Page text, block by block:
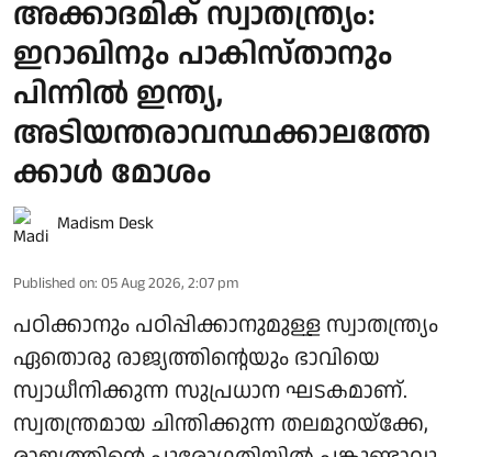
അക്കാദമിക് സ്വാതന്ത്യ്രം:
ഇറാഖിനും പാകിസ്താനും
പിന്നിൽ ഇന്ത്യ,
അടിയന്തരാവസ്ഥക്കാലത്തേ
ക്കാൾ മോശം
Madism Desk
Published on: 05 Aug 2026, 2:07 pm
പഠിക്കാനും പഠിപ്പിക്കാനുമുള്ള സ്വാതന്ത്ര്യം
ഏതൊരു രാജ്യത്തിന്റെയും ഭാവിയെ
സ്വാധീനിക്കുന്ന സുപ്രധാന ഘടകമാണ്.
സ്വതന്ത്രമായ ചിന്തിക്കുന്ന തലമുറയ്ക്കേ,